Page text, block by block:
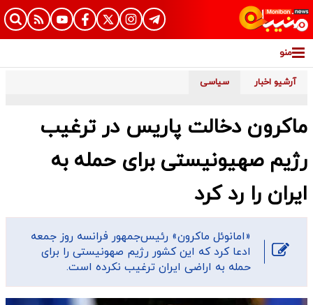
منو
آرشیو اخبار سیاسی
ماکرون دخالت پاریس در ترغیب
رژیم صهیونیستی برای حمله به
ایران را رد کرد
«امانوئل ماکرون» رئیس‌جمهور فرانسه روز جمعه
ادعا کرد که این کشور رژیم صهونیستی را برای
حمله به اراضی ایران ترغیب نکرده است.